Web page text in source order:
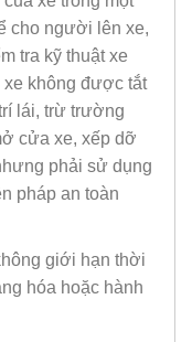
cho người lên xe,
tra kỹ thuật xe
xe không được tắt
lái, trừ trường
cửa xe, xếp dỡ
phải sử dụng
pháp an toàn
giới hạn thời
hóa hoặc hành